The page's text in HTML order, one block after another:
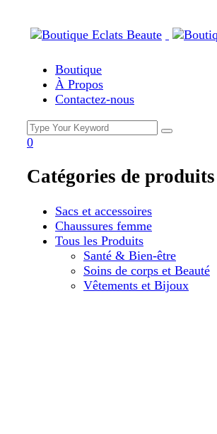
Boutique
À Propos
Contactez-nous
0
Catégories de produits
Sacs et accessoires
Chaussures femme
Tous les Produits
Santé & Bien-être
Soins de corps et Beauté
Vêtements et Bijoux